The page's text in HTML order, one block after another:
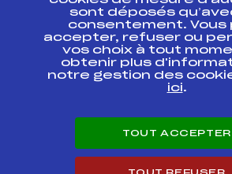
ANAF0161.FFS
Trophée Caisse
d'Epargne
Alpes –
COUPE
TROPHEE
POPULAIRE
sont déposés
consentement. Vous
accepter, refuser ou
vos choix à tout
obtenir plus
notre gestion des
ici.
TOUT ACCEPTER